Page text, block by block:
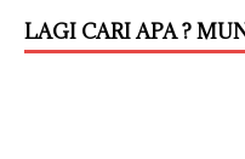
LAGI CARI APA ?